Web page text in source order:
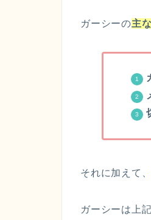
ガーシーの主
それに加えて、
ガーシーは上